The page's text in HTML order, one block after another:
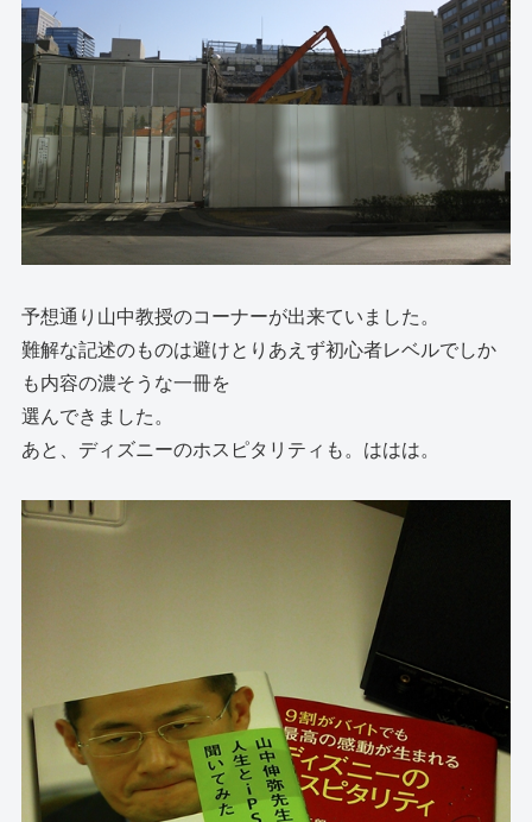
予想通り山中教授のコーナーが出来ていました。
難解な記述のものは避けとりあえず初心者レベルでしか
も内容の濃そうな一冊を
選んできました。
あと、ディズニーのホスピタリティも。ははは。